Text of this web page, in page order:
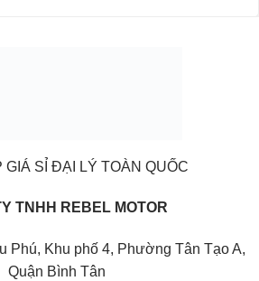
GIÁ SỈ ĐẠI LÝ TOÀN QUỐC
TNHH REBEL MOTOR
Phú, Khu phố 4, Phường Tân Tạo A,
Quận Bình Tân